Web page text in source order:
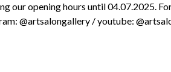
our opening hours until 04.07.2025.
@artsalongallery / youtube: